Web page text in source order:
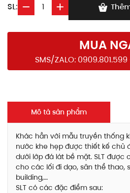
SL:
MUA
SMS/ZALO:
Mô tả sản phẩm
Khác hẳn với mẫu truyền thống
nước khe hẹp được thiết kế chủ
dưới lớp đá lát bề mặt. SLT được
cho các lối đi dạo, sân thể thao,
building,…
SLT có các đặc điểm sau: